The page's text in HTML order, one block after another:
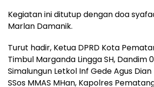
Kegiatan ini ditutup dengan doa
Marlan Damanik.
Turut hadir, Ketua DPRD Kota
Timbul Marganda Lingga SH, Dandim
Simalungun Letkol Inf Gede Agus
SSos MMAS MHan, Kapolres